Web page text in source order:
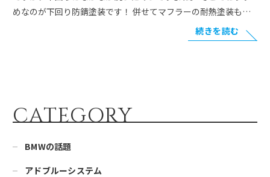
めなのが下回り防錆塗装です！ 併せてマフラーの耐熱塗装も…
続きを読む
CATEGORY
BMWの話題
アドブルーシステム